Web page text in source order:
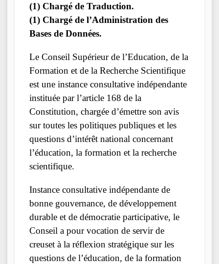
(1) Chargé de Traduction.
(1) Chargé de l’Administration des
Bases de Données.
Le Conseil Supérieur de l’Education, de la
Formation et de la Recherche Scientifique
est une instance consultative indépendante
instituée par l’article 168 de la
Constitution, chargée d’émettre son avis
sur toutes les politiques publiques et les
questions d’intérêt national concernant
l’éducation, la formation et la recherche
scientifique.
Instance consultative indépendante de
bonne gouvernance, de développement
durable et de démocratie participative, le
Conseil a pour vocation de servir de
creuset à la réflexion stratégique sur les
questions de l’éducation, de la formation